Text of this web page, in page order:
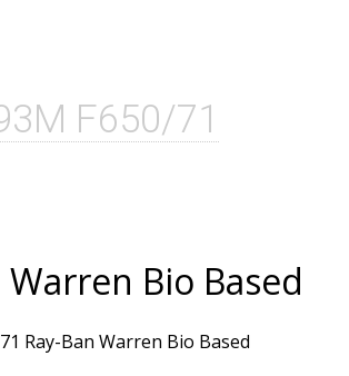
F650/71
Warren Bio Based